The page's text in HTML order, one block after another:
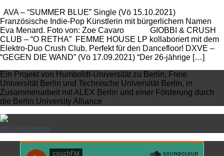
AVA – “SUMMER BLUE” Single (Vö 15.10.2021)
Französische Indie-Pop Künstlerin mit bürgerlichem Namen
Eva Menard. Foto von: Zoe Cavaro GIOBBI & CRUSH
CLUB – “O RETHA” FEMME HOUSE LP kollaboriert mit dem
Elektro-Duo Crush Club. Perfekt für den Dancefloor! DXVE –
“GEGEN DIE WAND” (Vö 17.09.2021) “Der 26-jährige […]
Ein Projekt von Humboldt-Universität zu Berlin, Freie
Universität Berlin und Technische Universität Berlin, in
Zusammenarbeit mit ALEX Berlin und einer Förderung durch
die Berlin University Alliance
im Livestream